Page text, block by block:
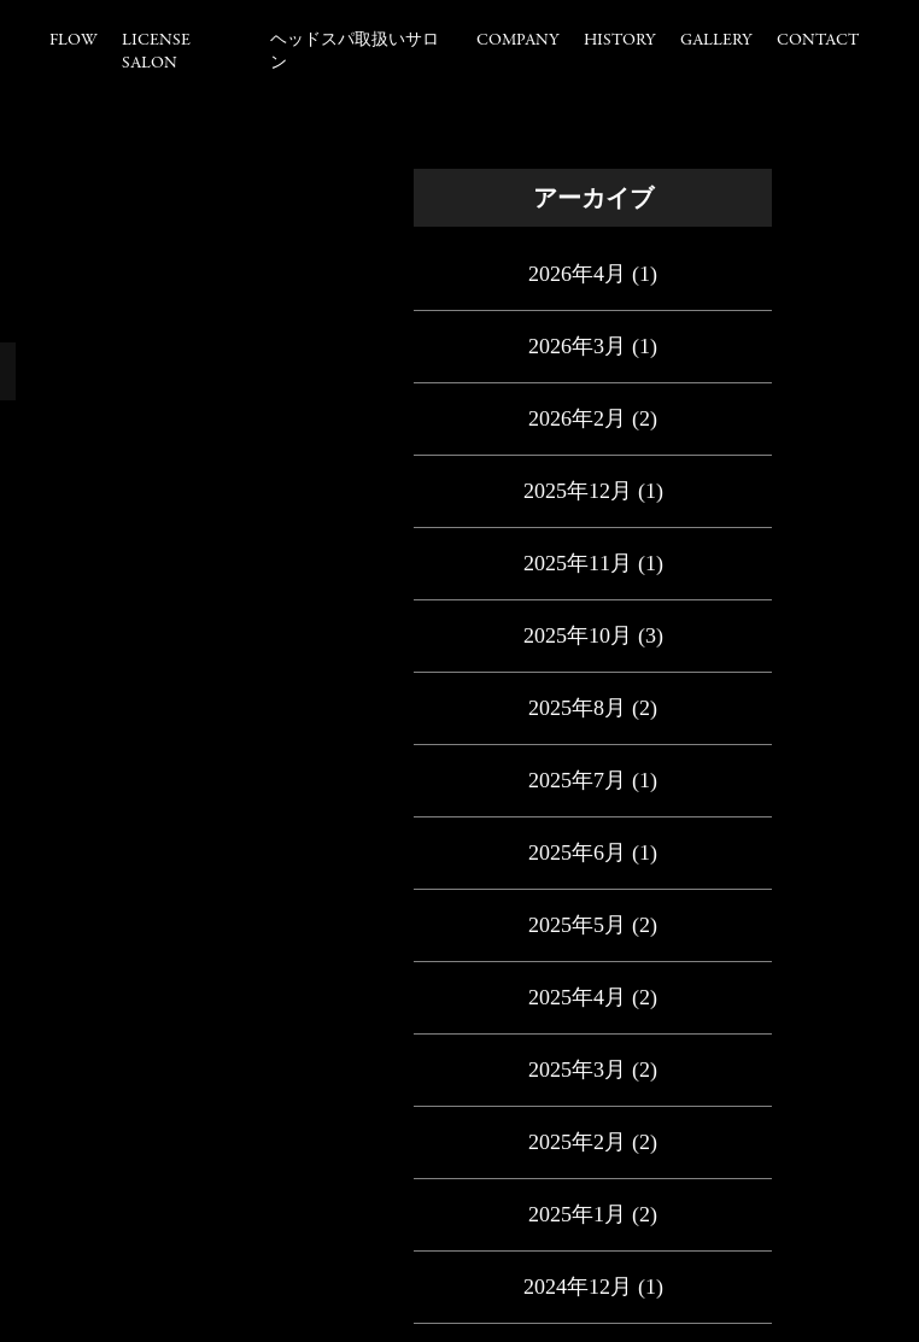
FLOW
LICENSE
SALON
ヘッドスパ取扱いサロ
ン
COMPANY HISTORY GALLERY CONTACT
アーカイブ
2026年4月 (1)
2026年3月 (1)
2026年2月 (2)
2025年12月 (1)
2025年11月 (1)
2025年10月 (3)
2025年8月 (2)
2025年7月 (1)
2025年6月 (1)
2025年5月 (2)
2025年4月 (2)
2025年3月 (2)
2025年2月 (2)
2025年1月 (2)
2024年12月 (1)